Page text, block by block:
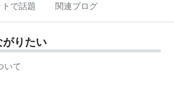
で話題 関連ブログ
がりたい
いて